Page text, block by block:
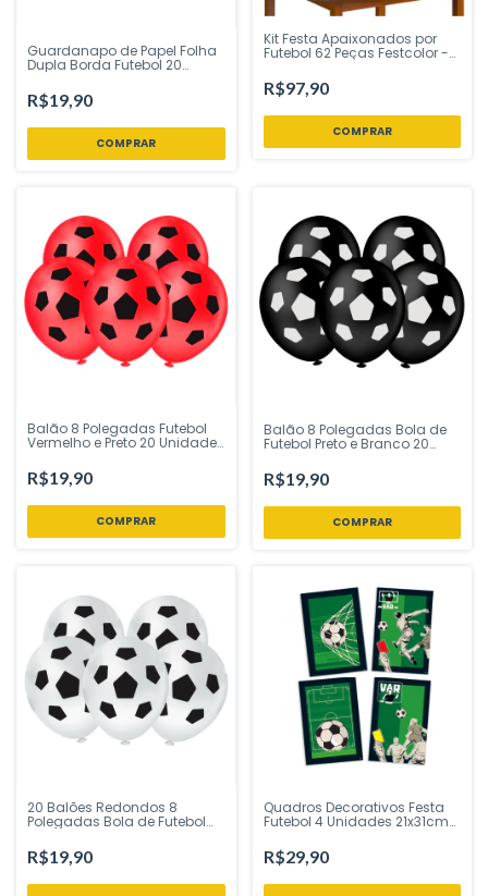
Guardanapo de Papel Folha
Dupla Borda Futebol 20
Inspire sua Festa Loja
R$19,90
Kit Festa Apaixonados por
Futebol 62 Peças Festcolor -
R$97,90
Balão 8 Polegadas Futebol
Vermelho e Preto 20 Unidades
Festa Loja
R$19,90
Balão 8 Polegadas Bola de
Futebol Preto e Branco 20
Inspire sua Festa Loja
R$19,90
20 Balões Redondos 8
Polegadas Bola de Futebol
R$19,90
Quadros Decorativos Festa
Futebol 4 Unidades 21x31cm
R$29,90